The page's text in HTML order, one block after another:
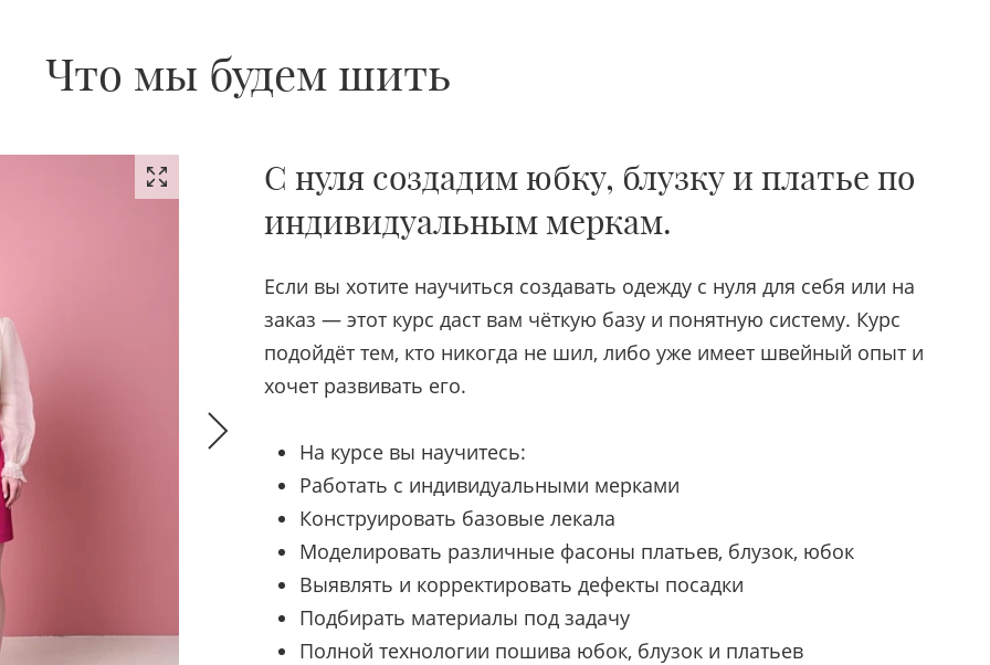
Что мы будем шить
С нуля создадим юбку, блузку и платье по
индивидуальным меркам.
Если вы хотите научиться создавать одежду с нуля для себя или на
заказ — этот курс даст вам чёткую базу и понятную систему. Курс
подойдёт тем, кто никогда не шил, либо уже имеет швейный опыт и
хочет развивать его.
На курсе вы научитесь:
Работать с индивидуальными мерками
Конструировать базовые лекала
Моделировать различные фасоны платьев, блузок, юбок
Выявлять и корректировать дефекты посадки
Подбирать материалы под задачу
Полной технологии пошива юбок, блузок и платьев